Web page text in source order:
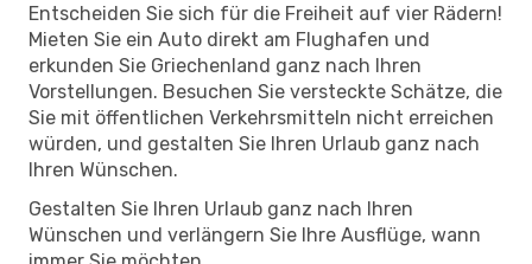
Entscheiden Sie sich für die Freiheit auf vier Rädern!
Mieten Sie ein Auto direkt am Flughafen und
erkunden Sie Griechenland ganz nach Ihren
Vorstellungen. Besuchen Sie versteckte Schätze, die
Sie mit öffentlichen Verkehrsmitteln nicht erreichen
würden, und gestalten Sie Ihren Urlaub ganz nach
Ihren Wünschen.
Gestalten Sie Ihren Urlaub ganz nach Ihren
Wünschen und verlängern Sie Ihre Ausflüge, wann